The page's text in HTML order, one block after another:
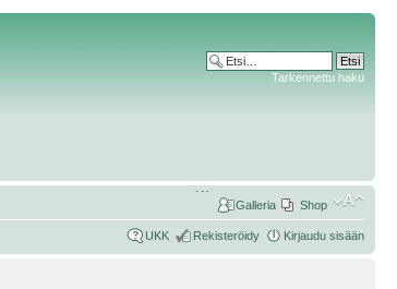
Tarkennettu haku
Shop
Galleria
UKK Rekisteröidy Kirjaudu sisään